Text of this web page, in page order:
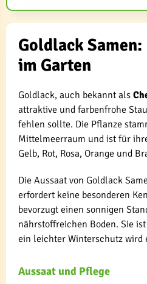
Goldlack
im Garten
Goldlack, auch bekannt als
attraktive und farbenfrohe
fehlen sollte. Die Pflanze
Mittelmeerraum und ist für
Gelb, Rot, Rosa, Orange und
Die Aussaat von Goldlack
erfordert keine besonderen
bevorzugt einen sonnigen
nährstoffreichen Boden. Sie
ein leichter Winterschutz wird
Aussaat und Pflege